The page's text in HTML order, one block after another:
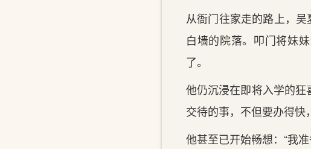
从衙门往家走的路上，
白墙的院落。叩门将妹
了。
他仍沉浸在即将入学的狂
交待的事，不但要办得快
他甚至已开始畅想：“我